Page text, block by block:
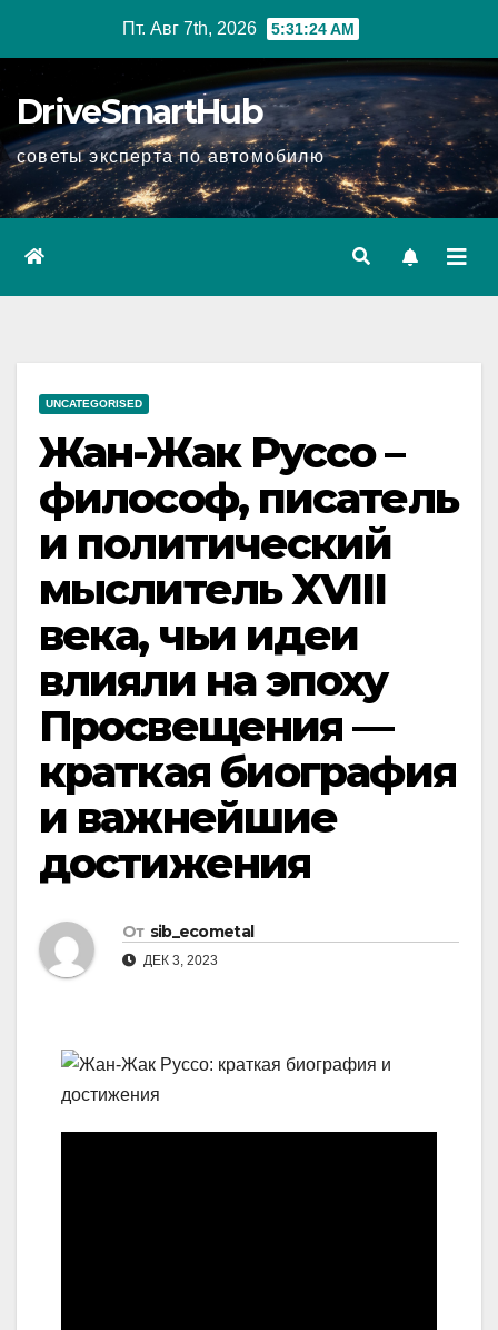
Пт. Авг 7th, 2026 5:31:25 AM
DriveSmartHub
советы эксперта по автомобилю
UNCATEGORISED
Жан-Жак Руссо –
философ, писатель
и политический
мыслитель XVIII
века, чьи идеи
влияли на эпоху
Просвещения —
краткая биография
и важнейшие
достижения
От sib_ecometal
ДЕК 3, 2023